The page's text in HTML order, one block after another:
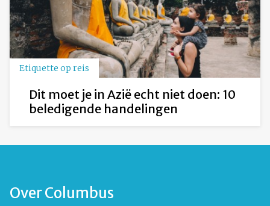
Etiquette op reis
Dit moet je in Azië echt niet doen: 10
beledigende handelingen
Over Columbus